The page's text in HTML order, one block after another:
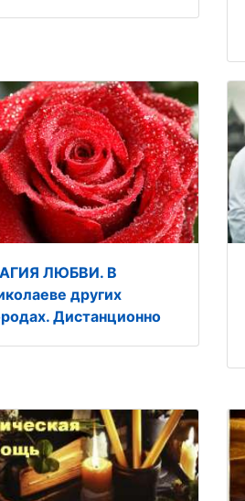
ЛЮБВИ. В
других
Дистанционно